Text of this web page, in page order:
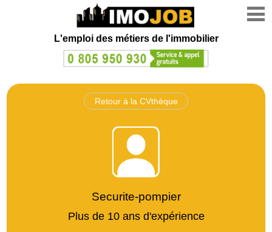
L'emploi des métiers de l'immobilier
Retour à la CVthèque
Securite-pompier
Plus de 10 ans d'expérience